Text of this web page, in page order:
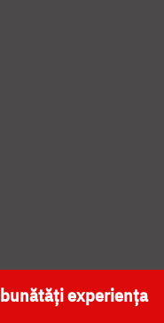
NAȚIONALĂ
experiența